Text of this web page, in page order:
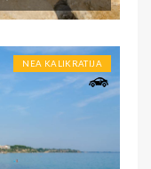
NEA KALIKRATIJA